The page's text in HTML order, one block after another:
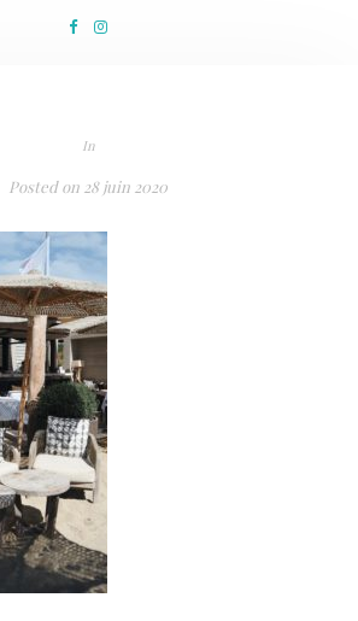
In
Posted on 28 juin 2020